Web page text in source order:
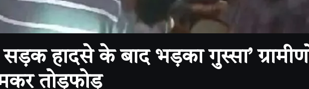
हादसे के बाद भड़का गुस्सा’
तोड़फोड़